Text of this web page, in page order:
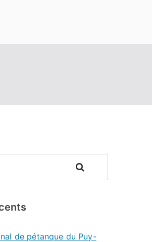
Rechercher
de pétanque du Puy-